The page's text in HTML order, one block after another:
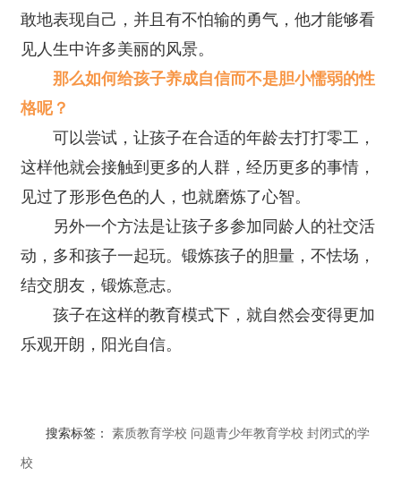
敢地表现自己，并且有不怕输的勇气，他才能够看
见人生中许多美丽的风景。
那么如何给孩子养成自信而不是胆小懦弱的性
格呢？
可以尝试，让孩子在合适的年龄去打打零工，
这样他就会接触到更多的人群，经历更多的事情，
见过了形形色色的人，也就磨炼了心智。
另外一个方法是让孩子多参加同龄人的社交活
动，多和孩子一起玩。锻炼孩子的胆量，不怯场，
结交朋友，锻炼意志。
孩子在这样的教育模式下，就自然会变得更加
乐观开朗，阳光自信。
搜索标签： 素质教育学校 问题青少年教育学校 封闭式的学
校